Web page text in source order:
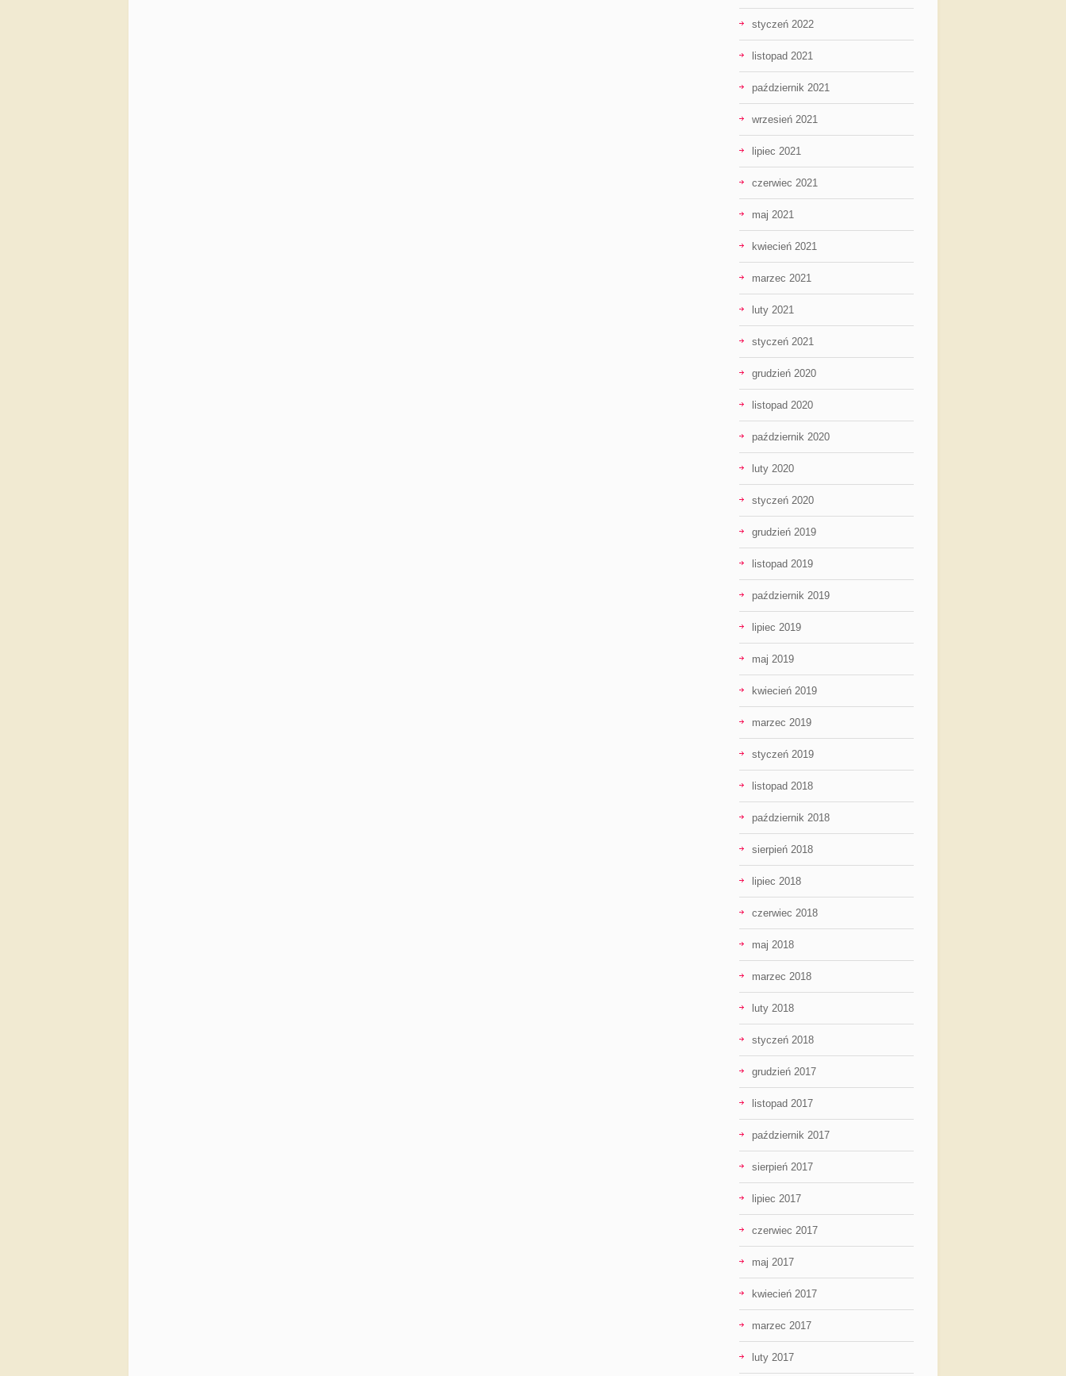
styczeń 2022
listopad 2021
październik 2021
wrzesień 2021
lipiec 2021
czerwiec 2021
maj 2021
kwiecień 2021
marzec 2021
luty 2021
styczeń 2021
grudzień 2020
listopad 2020
październik 2020
luty 2020
styczeń 2020
grudzień 2019
listopad 2019
październik 2019
lipiec 2019
maj 2019
kwiecień 2019
marzec 2019
styczeń 2019
listopad 2018
październik 2018
sierpień 2018
lipiec 2018
czerwiec 2018
maj 2018
marzec 2018
luty 2018
styczeń 2018
grudzień 2017
listopad 2017
październik 2017
sierpień 2017
lipiec 2017
czerwiec 2017
maj 2017
kwiecień 2017
marzec 2017
luty 2017